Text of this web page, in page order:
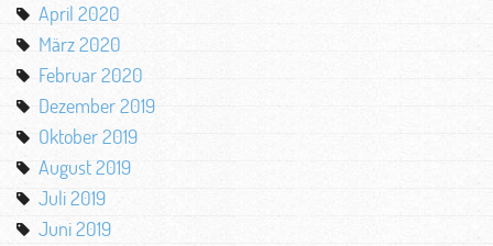
April 2020
März 2020
Februar 2020
Dezember 2019
Oktober 2019
August 2019
Juli 2019
Juni 2019